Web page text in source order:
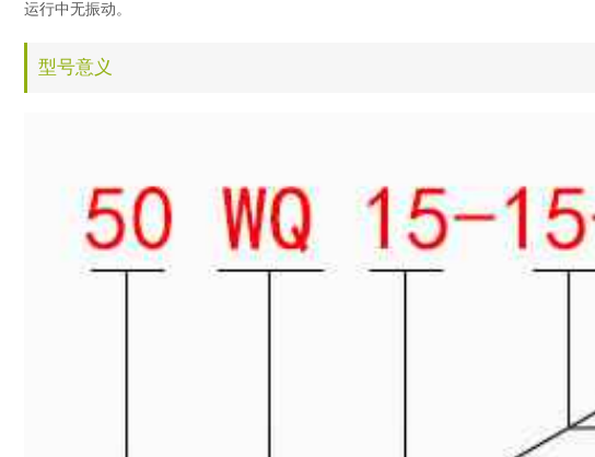
运行中无振动。
型号意义